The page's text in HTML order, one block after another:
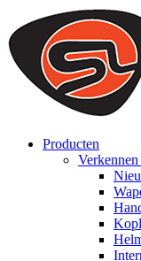
We use cookies to
you a better
ACCEPT AND
Producten